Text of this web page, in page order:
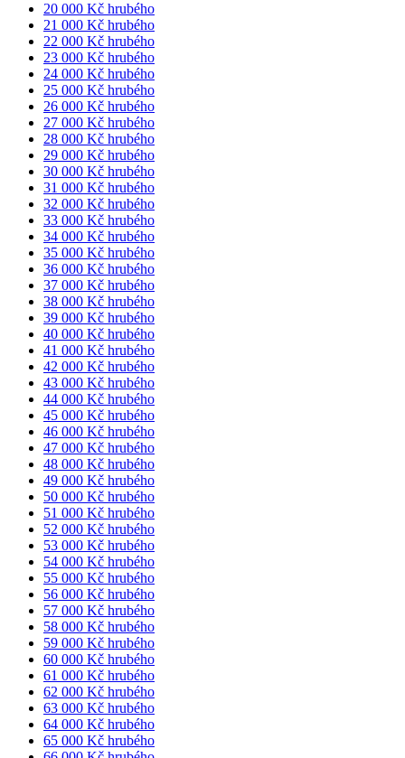
20 000 Kč hrubého
21 000 Kč hrubého
22 000 Kč hrubého
23 000 Kč hrubého
24 000 Kč hrubého
25 000 Kč hrubého
26 000 Kč hrubého
27 000 Kč hrubého
28 000 Kč hrubého
29 000 Kč hrubého
30 000 Kč hrubého
31 000 Kč hrubého
32 000 Kč hrubého
33 000 Kč hrubého
34 000 Kč hrubého
35 000 Kč hrubého
36 000 Kč hrubého
37 000 Kč hrubého
38 000 Kč hrubého
39 000 Kč hrubého
40 000 Kč hrubého
41 000 Kč hrubého
42 000 Kč hrubého
43 000 Kč hrubého
44 000 Kč hrubého
45 000 Kč hrubého
46 000 Kč hrubého
47 000 Kč hrubého
48 000 Kč hrubého
49 000 Kč hrubého
50 000 Kč hrubého
51 000 Kč hrubého
52 000 Kč hrubého
53 000 Kč hrubého
54 000 Kč hrubého
55 000 Kč hrubého
56 000 Kč hrubého
57 000 Kč hrubého
58 000 Kč hrubého
59 000 Kč hrubého
60 000 Kč hrubého
61 000 Kč hrubého
62 000 Kč hrubého
63 000 Kč hrubého
64 000 Kč hrubého
65 000 Kč hrubého